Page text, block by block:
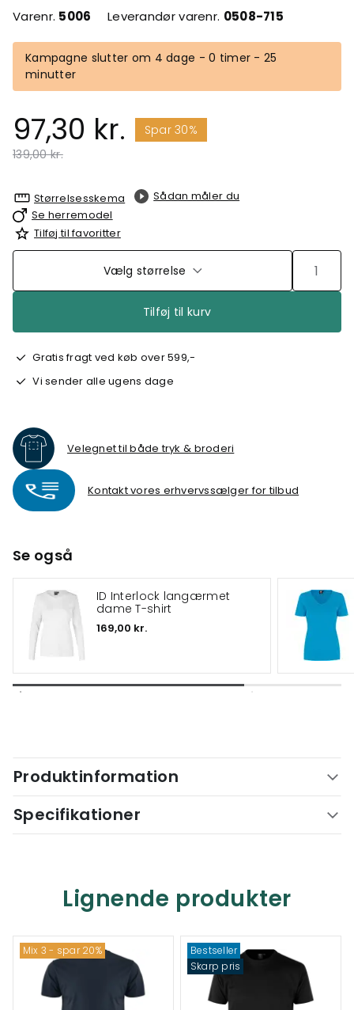
Varenr. 5006 Leverandør varenr. 0508-715
Kampagne slutter om 4 dage - 0 timer - 25
minutter
97,30 kr.
Spar 30%
Pris nedsat fra
139,00 kr.til
Størrelsesskema
Sådan måler du
Se herremodel
Tilføj til favoritter
Vælg størrelse
Tilføj til kurv
Gratis fragt ved køb over 599,-
Vi sender alle ugens dage
Velegnet til både tryk & broderi
Kontakt vores erhvervssælger for tilbud
Se også
ID Interlock langærmet
dame T-shirt
169,00 kr.
Produktinformation
Specifikationer
Lignende produkter
Mix 3 - spar 20%
Bestseller
Skarp pris